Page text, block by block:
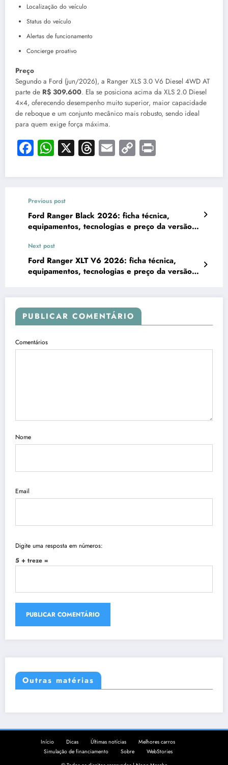
Localização do veículo
Status do veículo
Alertas de funcionamento
Concierge proativo
Preço
Segundo a Ford (jun/2026), a Ranger XLS 3.0 V6 Diesel 4WD AT
parte de R$ 309.600. Ela se posiciona acima da XLS 2.0 Diesel
4×4, oferecendo desempenho muito superior, maior capacidade
de reboque e um conjunto mecânico mais robusto, sendo ideal
para quem exige força máxima.
Facebook
WhatsApp
X Threads
Email
Copy
Link
Previous post
Ford Ranger Black 2026: ficha técnica,
equipamentos, tecnologias e preço da versão
Next post
Ford Ranger XLT V6 2026: ficha técnica,
equipamentos, tecnologias e preço da versão
PUBLICAR COMENTÁRIO
Comentários
Nome
Email
Digite uma resposta em números:
5 + treze =
Outras matérias
Início Dicas Últimas notícias
Melhores carros
Simulação de financiamento
Sobre
WebStories